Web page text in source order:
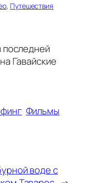
, Путешествия
последней
Гавайские
Фильмы
воде с